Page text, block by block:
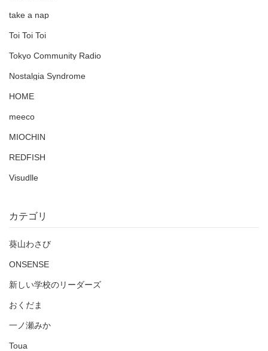
take a nap
Toi Toi Toi
Tokyo Community Radio
Nostalgia Syndrome
HOME
meeco
MIOCHIN
REDFISH
Visudlle
カテゴリ
葵山わさび
ONSENSE
新しい学校のリーダーズ
おくだま
一ノ瀬みか
Toua